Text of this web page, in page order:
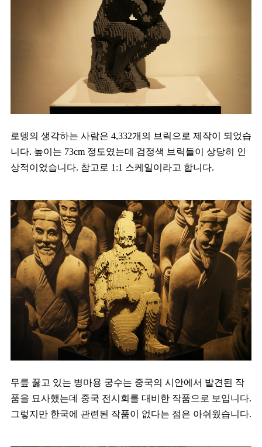
로뎅의 생각하는 사람은 4,332개의 브릭으로 제작이 되었습
니다. 높이는 73cm 정도였는데 검정색 브릭들이 상당히 인
상적이었습니다. 참고로 1:1 스케일이라고 합니다.
무릎 꿇고 있는 병마용 궁수는 중국의 시안에서 발견된 작
품을 묘사했는데 중국 전시회를 대비한 작품으로 보입니다.
그렇지만 한국에 관련된 작품이 없다는 점은 아쉬웠습니다.